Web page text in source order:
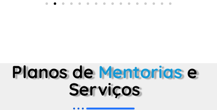
Planos deMentoriase
Serviços